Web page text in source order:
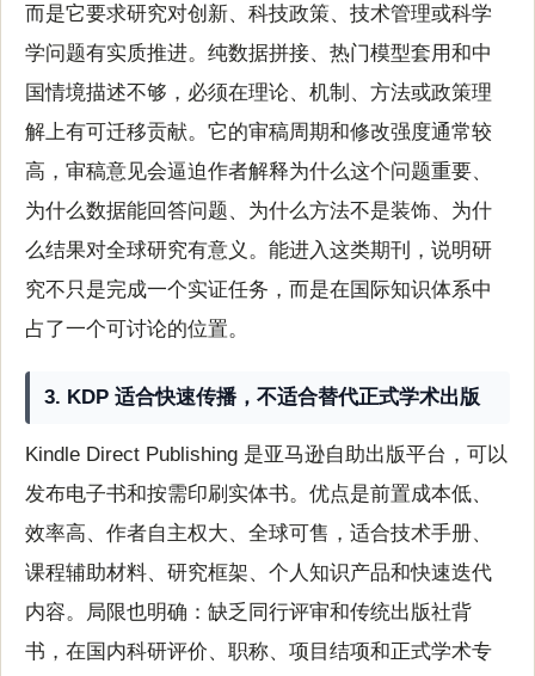
而是它要求研究对创新、科技政策、技术管理或科学
学问题有实质推进。纯数据拼接、热门模型套用和中
国情境描述不够，必须在理论、机制、方法或政策理
解上有可迁移贡献。它的审稿周期和修改强度通常较
高，审稿意见会逼迫作者解释为什么这个问题重要、
为什么数据能回答问题、为什么方法不是装饰、为什
么结果对全球研究有意义。能进入这类期刊，说明研
究不只是完成一个实证任务，而是在国际知识体系中
占了一个可讨论的位置。
3. KDP 适合快速传播，不适合替代正式学术出版
Kindle Direct Publishing 是亚马逊自助出版平台，可以
发布电子书和按需印刷实体书。优点是前置成本低、
效率高、作者自主权大、全球可售，适合技术手册、
课程辅助材料、研究框架、个人知识产品和快速迭代
内容。局限也明确：缺乏同行评审和传统出版社背
书，在国内科研评价、职称、项目结项和正式学术专